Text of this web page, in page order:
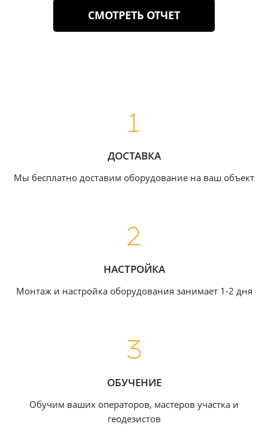
СМОТРЕТЬ ОТЧЕТ
ДОСТАВКА
Мы бесплатно доставим оборудование на ваш объект
НАСТРОЙКА
Монтаж и настройка оборудования занимает 1-2 дня
ОБУЧЕНИЕ
Обучим ваших операторов, мастеров участка и
геодезистов